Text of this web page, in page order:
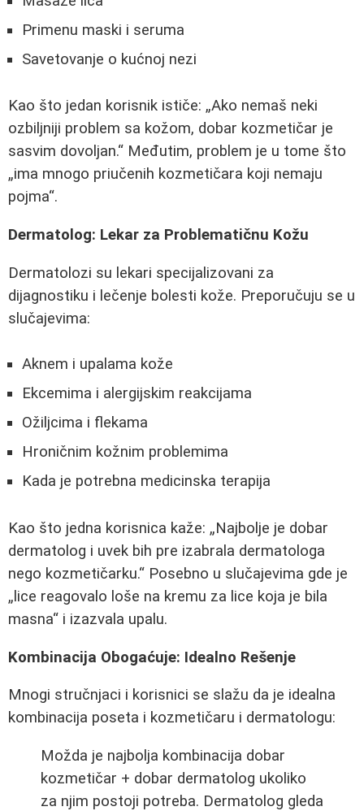
Primenu maski i seruma
Savetovanje o kućnoj nezi
Kao što jedan korisnik ističe: Ako nemaš neki
ozbiljniji problem sa kožom, dobar kozmetičar je
sasvim dovoljan.
Međutim, problem je u tome što
ima mnogo priučenih kozmetičara koji nemaju
pojma .
Dermatolog: Lekar za Problematičnu Kožu
Dermatolozi su lekari specijalizovani za
dijagnostiku i lečenje bolesti kože. Preporučuju se u
slučajevima:
Aknem i upalama kože
Ekcemima i alergijskim reakcijama
Ožiljcima i flekama
Hroničnim kožnim problemima
Kada je potrebna medicinska terapija
Kao što jedna korisnica kaže:
Najbolje je dobar
dermatolog i uvek bih pre izabrala dermatologa
nego kozmetičarku.
Posebno u slučajevima gde je
lice reagovalo loše na kremu za lice koja je bila
masna i izazvala upalu.
Kombinacija Obogaćuje: Idealno Rešenje
Mnogi stručnjaci i korisnici se slažu da je idealna
kombinacija poseta i kozmetičaru i dermatologu:
Možda je najbolja kombinacija dobar
kozmetičar + dobar dermatolog ukoliko
za njim postoji potreba. Dermatolog gleda